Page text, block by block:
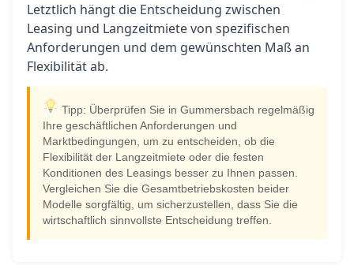
Letztlich hängt die Entscheidung zwischen
Leasing und Langzeitmiete von spezifischen
Anforderungen und dem gewünschten Maß an
Flexibilität ab.
Tipp: Überprüfen Sie in Gummersbach regelmäßig
Ihre geschäftlichen Anforderungen und
Marktbedingungen, um zu entscheiden, ob die
Flexibilität der Langzeitmiete oder die festen
Konditionen des Leasings besser zu Ihnen passen.
Vergleichen Sie die Gesamtbetriebskosten beider
Modelle sorgfältig, um sicherzustellen, dass Sie die
wirtschaftlich sinnvollste Entscheidung treffen.